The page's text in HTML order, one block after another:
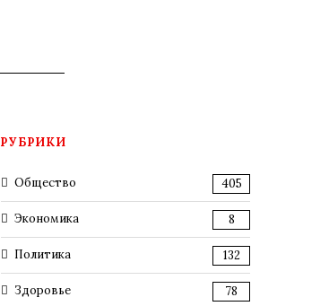
РУБРИКИ
Общество 405
Экономика 8
Политика 132
Здоровье 78